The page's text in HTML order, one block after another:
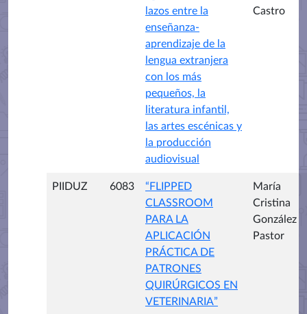
lazos entre la
enseñanza-
aprendizaje de la
lengua extranjera
con los más
pequeños, la
literatura infantil,
las artes escénicas y
la producción
audiovisual
Castro
PIIDUZ 6083
“FLIPPED
CLASSROOM
PARA LA
APLICACIÓN
PRÁCTICA DE
PATRONES
QUIRÚRGICOS EN
VETERINARIA”
María
Cristina
González
Pastor